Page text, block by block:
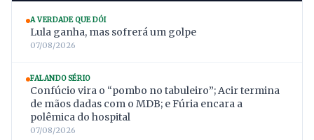
A VERDADE QUE DÓI
Lula ganha, mas sofrerá um golpe
07/08/2026
FALANDO SÉRIO
Confúcio vira o “pombo no tabuleiro”; Acir termina
de mãos dadas com o MDB; e Fúria encara a
polêmica do hospital
07/08/2026